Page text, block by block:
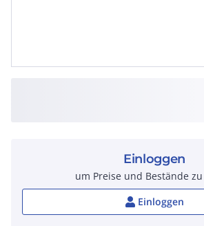
Einloggen
um Preise und Bestände
Einloggen